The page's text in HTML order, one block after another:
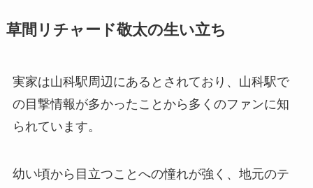
草間リチャード敬太の生い立ち
実家は山科駅周辺にあるとされており、山科駅で
の目撃情報が多かったことから多くのファンに知
られています。
幼い頃から目立つことへの憧れが強く、地元のテ